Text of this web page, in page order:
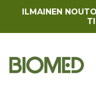
ILMAINEN